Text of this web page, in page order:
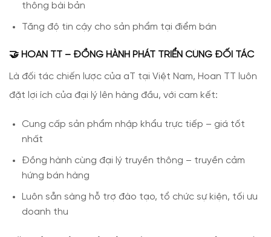
thông bài bản
Tăng độ tin cậy cho sản phẩm tại điểm bán
🤝 HOAN TT – ĐỒNG HÀNH PHÁT TRIỂN CÙNG ĐỐI TÁC
Là đối tác chiến lược của aT tại Việt Nam, Hoan TT luôn
đặt lợi ích của đại lý lên hàng đầu, với cam kết:
Cung cấp sản phẩm nhập khẩu trực tiếp – giá tốt
nhất
Đồng hành cùng đại lý truyền thông – truyền cảm
hứng bán hàng
Luôn sẵn sàng hỗ trợ đào tạo, tổ chức sự kiện, tối ưu
doanh thu